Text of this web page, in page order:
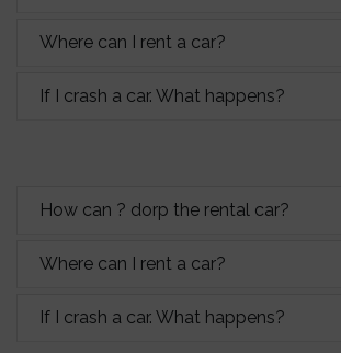
Where can I rent a car?
If I crash a car. What happens?
How can ? dorp the rental car?
Where can I rent a car?
If I crash a car. What happens?